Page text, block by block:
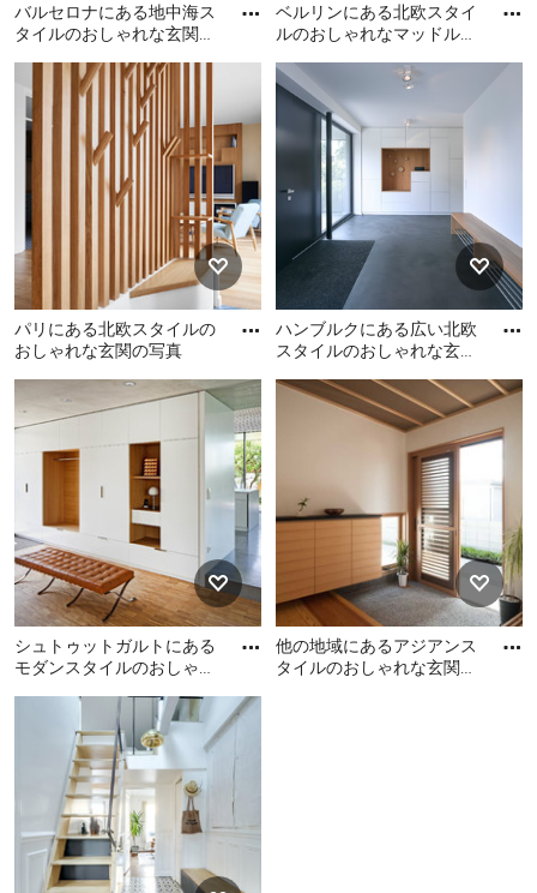
バルセロナにある地中海ス
タイルのおしゃれな玄関の
バルセロナにある地中海ス
タイルのおしゃれな玄関の
写真
ベルリンにある北欧スタイ
ルのおしゃれなマッドルー
フローリング) の写真
ベルリンにある北欧スタイ
ルのおしゃれなマッドルー
ム (グレーの壁、淡色無垢フ
ローリング) の写真
パリにある北欧スタイルの
おしゃれな玄関の写真
パリにある北欧スタイルの
おしゃれな玄関の写真
ハンブルクにある広い北欧
スタイルのおしゃれな玄関
ートの床、黒いドア、グレ
ハンブルクにある広い北欧
スタイルのおしゃれな玄関
ロビー (白い壁、コンクリー
トの床、黒いドア、グレー
の床) の写真
シュトゥットガルトにある
モダンスタイルのおしゃれ
垢フローリング、茶色い床)
シュトゥットガルトにある
モダンスタイルのおしゃれ
な玄関ロビー (白い壁、無垢
フローリング、茶色い床) の
他の地域にあるアジアンス
タイルのおしゃれな玄関